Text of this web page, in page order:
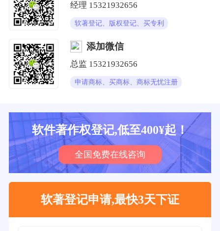
经理 15321932656
软著登记、版权登记、买专利
添加微信
总监 15321932656
申请商标、买商标、商标无忧注册
软件著作权登记,低至400¥起！
全国免费在线咨询
软著登记申请,最快3天下证